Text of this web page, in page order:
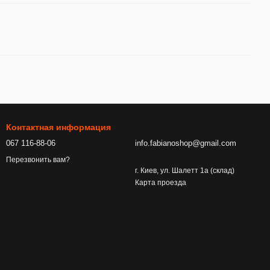
Контактная информация
067 116-88-06
Перезвонить вам?
info.fabianoshop@gmail.com
г. Киев, ул. Шалетт 1а (склад)
Карта проезда